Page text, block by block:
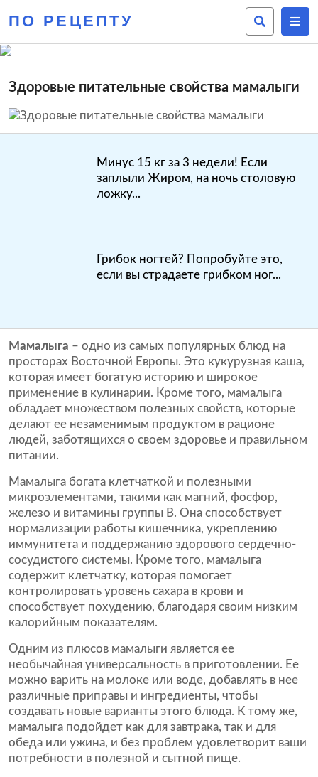
ПО РЕЦЕПТУ
Здоровые питательные свойства мамалыги
Минус 15 кг за 3 недели! Если
заплыли Жиром, на ночь столовую
ложку...
Грибок ногтей? Попробуйте это,
если вы страдаете грибком ног...
Мамалыга – одно из самых популярных блюд на
просторах Восточной Европы. Это кукурузная каша,
которая имеет богатую историю и широкое
применение в кулинарии. Кроме того, мамалыга
обладает множеством полезных свойств, которые
делают ее незаменимым продуктом в рационе
людей, заботящихся о своем здоровье и правильном
питании.
Мамалыга богата клетчаткой и полезными
микроэлементами, такими как магний, фосфор,
железо и витамины группы В. Она способствует
нормализации работы кишечника, укреплению
иммунитета и поддержанию здорового сердечно-
сосудистого системы. Кроме того, мамалыга
содержит клетчатку, которая помогает
контролировать уровень сахара в крови и
способствует похудению, благодаря своим низким
калорийным показателям.
Одним из плюсов мамалыги является ее
необычайная универсальность в приготовлении. Ее
можно варить на молоке или воде, добавлять в нее
различные приправы и ингредиенты, чтобы
создавать новые варианты этого блюда. К тому же,
мамалыга подойдет как для завтрака, так и для
обеда или ужина, и без проблем удовлетворит ваши
потребности в полезной и сытной пище.